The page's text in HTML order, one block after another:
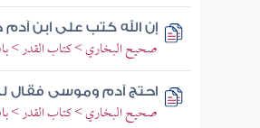
إن الله كتب على ابن آدم
صحيح البخاري > كتاب القدر >
احتج آدم وموسى فقال له
صحيح البخاري > كتاب القدر >